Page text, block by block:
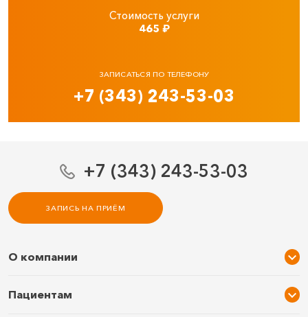
Стоимость услуги
465 ₽
ЗАПИСАТЬСЯ ПО ТЕЛЕФОНУ
+7 (343) 243-53-03
+7 (343) 243-53-03
ЗАПИСЬ НА ПРИЁМ
О компании
Услуги и цены
Пациентам